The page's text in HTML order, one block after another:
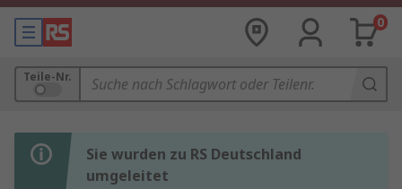
0
Teile-Nr.
Sie wurden zu RS Deutschland
umgeleitet